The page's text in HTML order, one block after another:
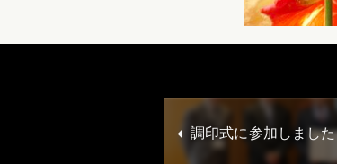
調印式に参加しました